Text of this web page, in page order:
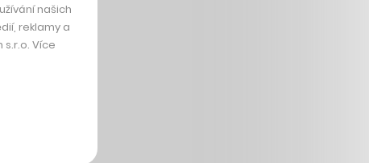
našich
reklamy a
Více